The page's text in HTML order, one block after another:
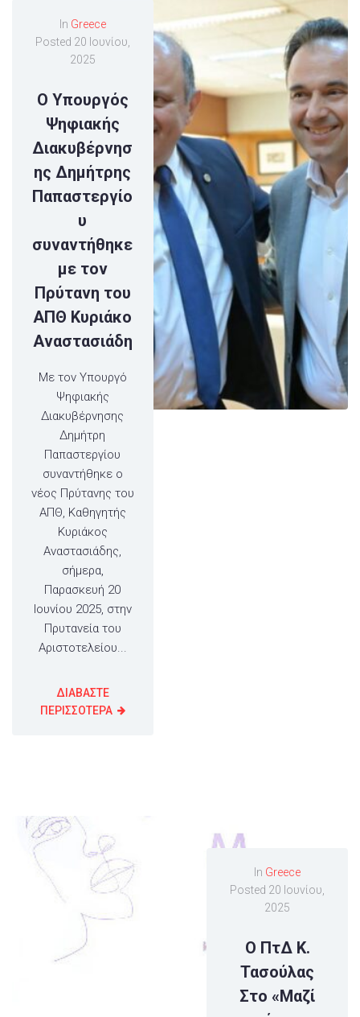
In Greece
Posted 20 Ιουνίου,
2025
Ο Υπουργός
Ψηφιακής
Διακυβέρνησ
ης Δημήτρης
Παπαστεργίο
υ
συναντήθηκε
με τον
Πρύτανη του
ΑΠΘ Κυριάκο
Αναστασιάδη
Με τον Υπουργό
Ψηφιακής
Διακυβέρνησης
Δημήτρη
Παπαστεργίου
συναντήθηκε ο
νέος Πρύτανης του
ΑΠΘ, Καθηγητής
Κυριάκος
Αναστασιάδης,
σήμερα,
Παρασκευή 20
Ιουνίου 2025, στην
Πρυτανεία του
Αριστοτελείου...
ΔΙΑΒΑΣΤΕ
ΠΕΡΙΣΣΟΤΕΡΑ
In Greece
Posted 20 Ιουνίου,
2025
Ο ΠτΔ Κ.
Τασούλας
Στο «Μαζί